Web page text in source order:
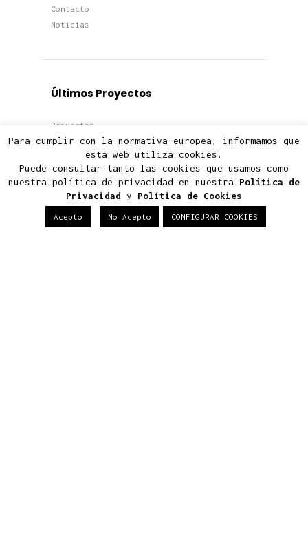
Contacto
Noticias
Últimos Proyectos
Proyectos
Viviendas
Edificios
Terciario
Para cumplir con la normativa europea, informamos que
esta web utiliza cookies.
Puede consultar tanto las cookies que usamos como
nuestra política de privacidad en nuestra Política de
Privacidad y Política de Cookies
Acepto No Acepto CONFIGURAR COOKIES